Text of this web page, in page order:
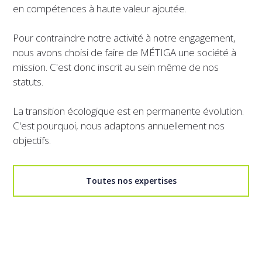
en compétences à haute valeur ajoutée.
Pour contraindre notre activité à notre engagement,
nous avons choisi de faire de MÉTIGA une société à
mission. C'est donc inscrit au sein même de nos
statuts.
La transition écologique est en permanente évolution.
C'est pourquoi, nous adaptons annuellement nos
objectifs.
Toutes nos expertises